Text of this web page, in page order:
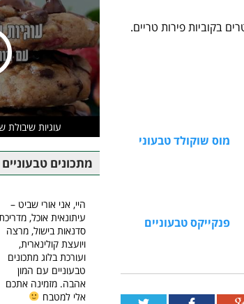
בקוביות פירות טריים.
מוס שוקולד טבעוני
פנקייקס טבעוניים
עוגיות שיבולת
מתכונים טבעוניים
היי, אני אורי שביט –
עיתונאית אוכל, מדריכת
סדנאות בישול, מרצה
ויועצת קולינארית,
ועורכת בלוג מתכונים
טבעוניים עם המון
אהבה. מזמינה אתכם
אלי למטבח